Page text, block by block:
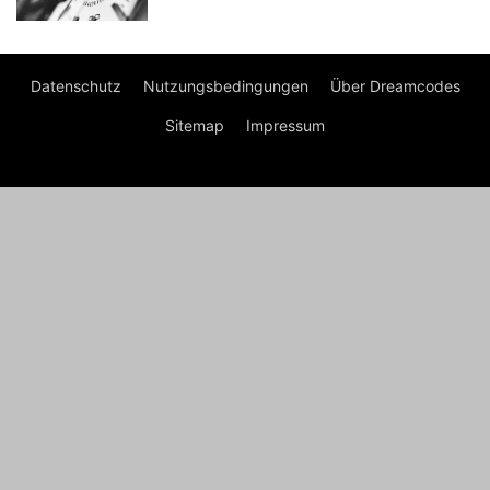
Datenschutz Nutzungsbedingungen Über Dreamcodes
Sitemap Impressum